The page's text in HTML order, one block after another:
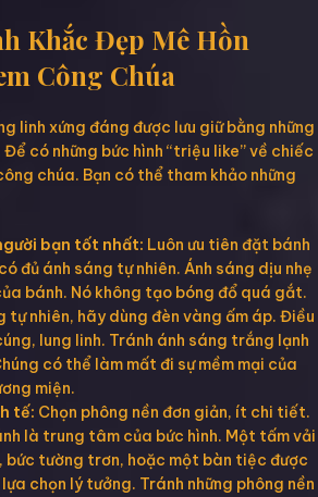
Khắc Đẹp Mê Hồn
Công Chúa
linh xứng đáng được lưu giữ bằng những
có những bức hình “triệu like” về chiếc
chúa. Bạn có thể tham khảo những
bạn tốt nhất: Luôn ưu tiên đặt bánh
đủ ánh sáng tự nhiên. Ánh sáng dịu nhẹ
bánh. Nó không tạo bóng đổ quá gắt.
tự nhiên, hãy dùng đèn vàng ấm áp. Điều
lung linh. Tránh ánh sáng trắng lạnh
có thể làm mất đi sự mềm mại của
miện.
tế: Chọn phông nền đơn giản, ít chi tiết.
là trung tâm của bức hình. Một tấm vải
bức tường trơn, hoặc một bàn tiệc được
chọn lý tưởng. Tránh những phông nền